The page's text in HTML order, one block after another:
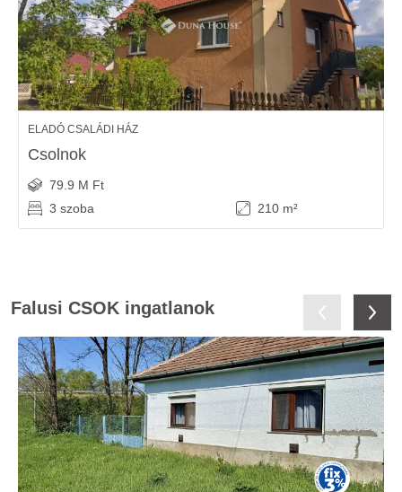
ELADÓ CSALÁDI HÁZ
Csolnok
79.9 M Ft
3 szoba
210 m²
Falusi CSOK ingatlanok